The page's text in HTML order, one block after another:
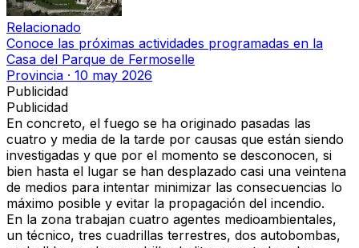
Relacionado
Conoce las próximas actividades programadas en la
Casa del Parque de Fermoselle
Provincia · 10 may 2026
Publicidad
Publicidad
En concreto, el fuego se ha originado pasadas las
cuatro y media de la tarde por causas que están siendo
investigadas y que por el momento se desconocen, si
bien hasta el lugar se han desplazado casi una veintena
de medios para intentar minimizar las consecuencias lo
máximo posible y evitar la propagación del incendio.
En la zona trabajan cuatro agentes medioambientales,
un técnico, tres cuadrillas terrestres, dos autobombas,